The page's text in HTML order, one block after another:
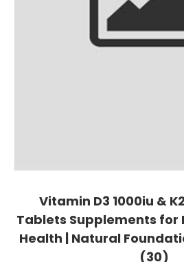
Vitamin D3 1000iu &
Tablets Supplements for
Health | Natural
(30)